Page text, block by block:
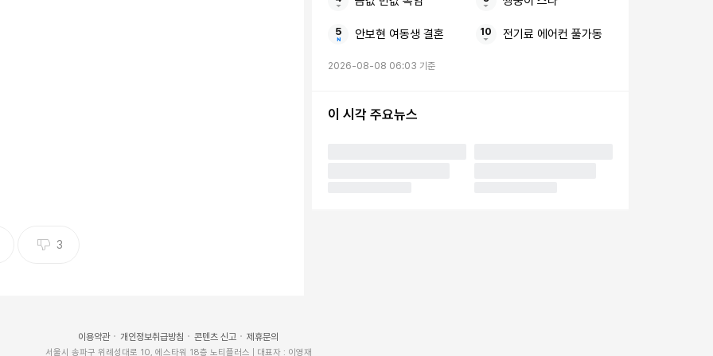
3
안보현 여동생 결혼 전기료 에어컨 풀가동
2026-08-08 06:03 기준
이 시각 주요뉴스
이용약관 개인정보취급방침 콘텐츠 신고 제휴문의
서울시 송파구 위례성대로 10, 에스타워 18층 노티플러스 | 대표자 : 이영재